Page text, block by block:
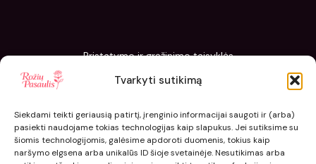
Tvarkyti sutikimą
Siekdami teikti geriausią patirtį, įrenginio informacijai saugoti ir (arba)
pasiekti naudojame tokias technologijas kaip slapukus. Jei sutiksime su
šiomis technologijomis, galėsime apdoroti duomenis, tokius kaip
naršymo elgsena arba unikalūs ID šioje svetainėje. Nesutikimas arba
Pristatymo ir grąžinimo taisyklės
Slapukų politika